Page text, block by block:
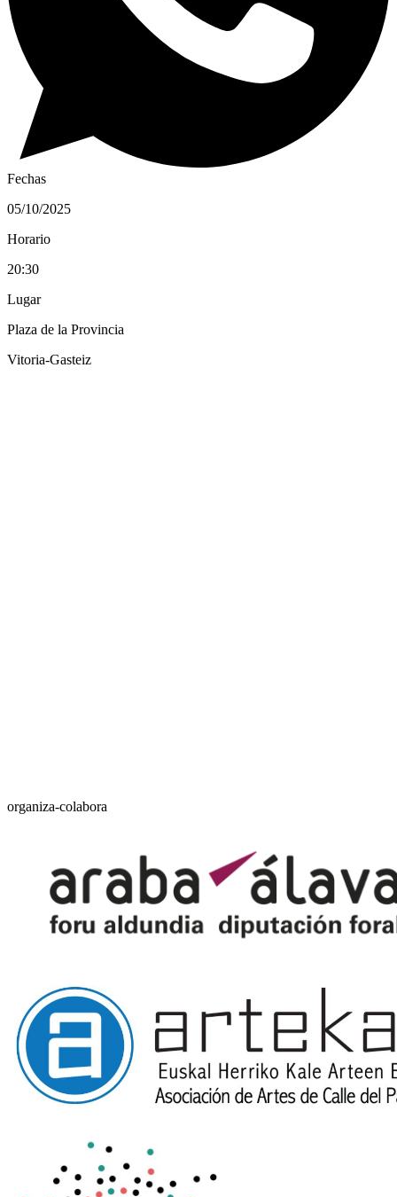
Fechas
05/10/2025
Horario
20:30
Lugar
Plaza de la Provincia
Vitoria-Gasteiz
organiza-colabora